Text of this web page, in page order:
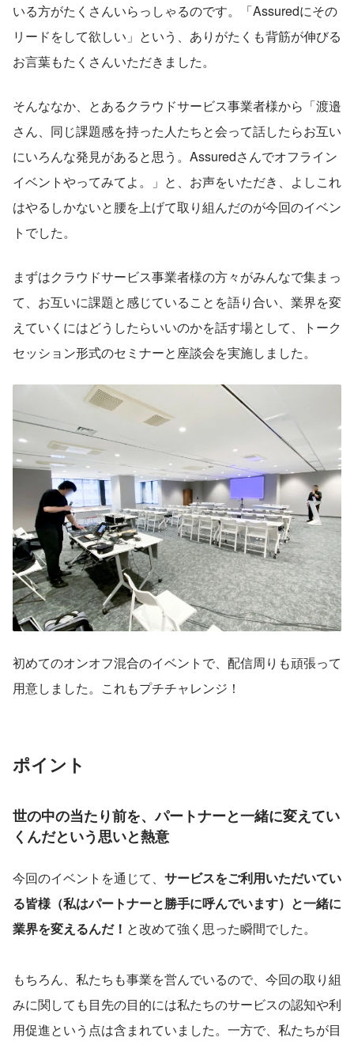
いる方がたくさんいらっしゃるのです。「Assuredにその
リードをして欲しい」という、ありがたくも背筋が伸びる
お言葉もたくさんいただきました。
そんななか、とあるクラウドサービス事業者様から「渡邉
さん、同じ課題感を持った人たちと会って話したらお互い
にいろんな発見があると思う。Assuredさんでオフライン
イベントやってみてよ。」と、お声をいただき、よしこれ
はやるしかないと腰を上げて取り組んだのが今回のイベン
トでした。
まずはクラウドサービス事業者様の方々がみんなで集まっ
て、お互いに課題と感じていることを語り合い、業界を変
えていくにはどうしたらいいのかを話す場として、トーク
セッション形式のセミナーと座談会を実施しました。
初めてのオンオフ混合のイベントで、配信周りも頑張って
用意しました。これもプチチャレンジ！
ポイント
世の中の当たり前を、パートナーと一緒に変えてい
くんだという思いと熱意
今回のイベントを通じて、 サービスをご利用いただいてい
る皆様（私はパートナーと勝手に呼んでいます）と一緒に
業界を変えるんだ！ と改めて強く思った瞬間でした。
もちろん、私たちも事業を営んでいるので、今回の取り組
みに関しても目先の目的には私たちのサービスの認知や利
用促進という点は含まれていました。一方で、私たちが目